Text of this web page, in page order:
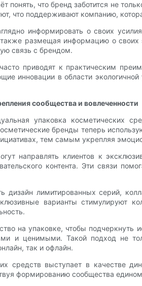
понять, что бренд заботится не
что поддерживают компанию,
информировать о своих
размещая информацию о своих
связь с брендом.
приводят к практическим
инновации в области
сообщества и вовлеченности
упаковка косметических
бренды теперь
тем самым укрепляя
направлять клиентов к
контента. Эти связи
дизайн лимитированных серий,
варианты стимулируют
на упаковке, чтобы
и ценимыми. Такой подход не
так и офлайн.
средств выступает в качестве
формированию сообщества